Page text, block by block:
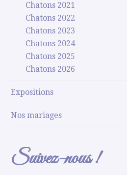
Chatons 2021
Chatons 2022
Chatons 2023
Chatons 2024
Chatons 2025
Chatons 2026
Expositions
Nos mariages
Suivez-nous !